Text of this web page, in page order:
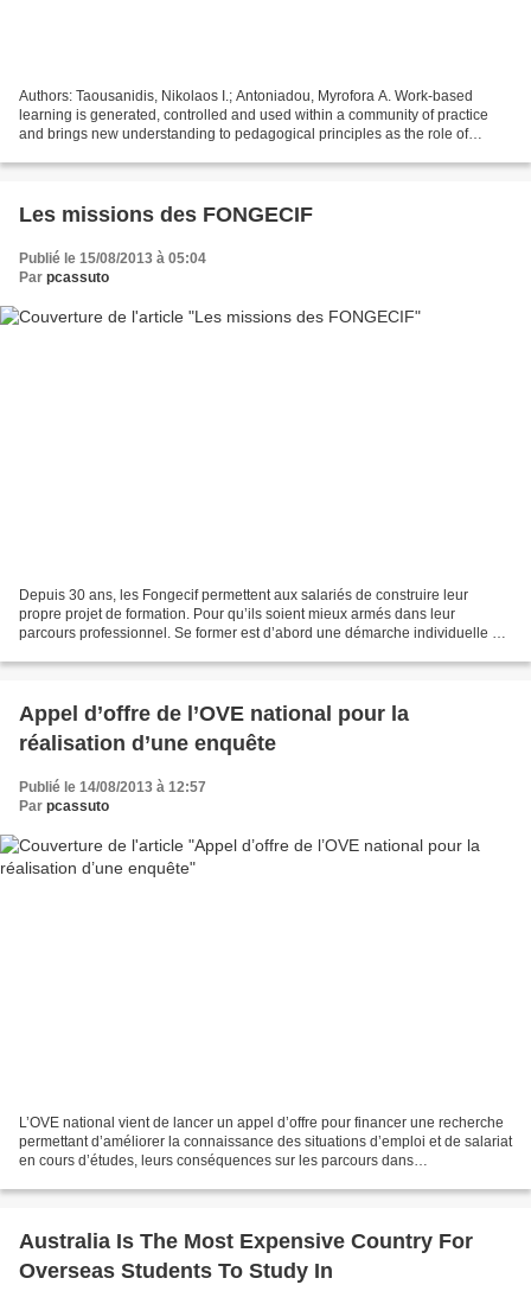
Authors: Taousanidis, Nikolaos I.; Antoniadou, Myrofora A. Work-based
learning is generated, controlled and used within a community of practice
and brings new understanding to pedagogical principles as the role of
Les missions des FONGECIF
Publié le 15/08/2013 à 05:04
Par pcassuto
Depuis 30 ans, les Fongecif permettent aux salariés de construire leur
propre projet de formation. Pour qu’ils soient mieux armés dans leur
parcours professionnel. Se former est d’abord une démarche individuelle qui
Appel d’offre de l’OVE national pour la
réalisation d’une enquête
Publié le 14/08/2013 à 12:57
Par pcassuto
L’OVE national vient de lancer un appel d’offre pour financer une recherche
permettant d’améliorer la connaissance des situations d’emploi et de salariat
en cours d’études, leurs conséquences sur les parcours dans
Australia Is The Most Expensive Country For
Overseas Students To Study In